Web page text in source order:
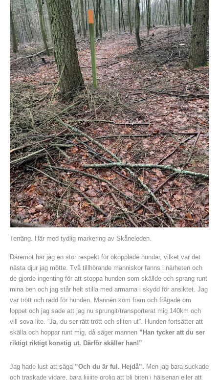
Terräng. Här med tydlig markering av Skåneleden.
Däremot har jag en stor respekt för okopplade hundar, vilket var det
nästa djur jag mötte. Två tillhörande människor fanns i närheten och
de gjorde ingenting för att stoppa hunden som skällde och sprang runt
mina ben och jag står helt stilla med armarna i skydd för ansiktet. Jag
var trött och rädd för hunden. Mannen kom fram och frågade om
loppet och jag sade att jag nu sprungit/transporterat mig 140km och
vill sova lite. ”Ja, du ser rätt trött och sliten ut”. Hunden fortsätter att
skälla och hoppar runt mig, då säger mannen ”Han tycker att du ser
riktigt riktigt konstig ut. Därför skäller han!”
Jag hade lust att säga ”Och du är ful. Hejdå”. Men jag bara suckade
och traskade vidare, bara liiiiite orolig att bli biten i hälsenan eller att